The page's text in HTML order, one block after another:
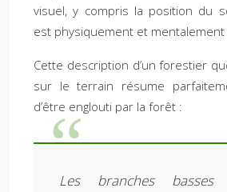
visuel, y compris la position du
est physiquement et
Cette description d’un forestier
sur le terrain résume
d’être englouti par la forêt :
Les branches basses